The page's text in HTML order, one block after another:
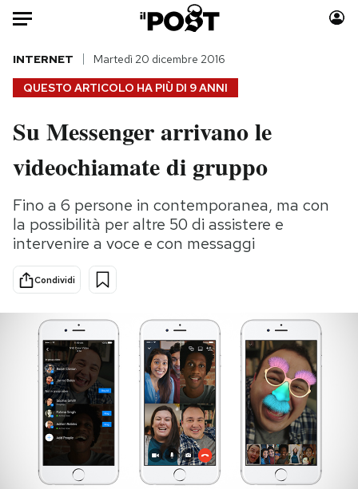
Auto
HOME
Italia
Politica
Tecnologia
Internet
Scienza
Cultura
Economia
Sport
Moda
Consumismi
Storie/Idee
Ok Boomer!
Media
Mondiali calcio 2026
PODCAST
NEWSLETTER
QUESTO ARTICOLO HA PIÙ DI 9 ANNI
INTERNET Martedì 20 dicembre 2016
Su Messenger arrivano le
videochiamate di gruppo
Fino a 6 persone in contemporanea, ma con
la possibilità per altre 50 di assistere e
intervenire a voce e con messaggi
Condividi